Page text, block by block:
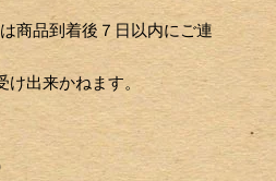
商品到着後７日以内にご連
け出来かねます。